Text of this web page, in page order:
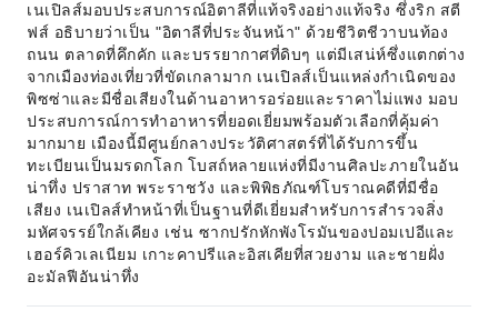
เนเปิลส์มอบประสบการณ์อิตาลีที่แท้จริงอย่างแท้จริง ซึ่งริก สตี
ฟส์ อธิบายว่าเป็น "อิตาลีที่ประจันหน้า" ด้วยชีวิตชีวาบนท้อง
ถนน ตลาดที่คึกคัก และบรรยากาศที่ดิบๆ แต่มีเสน่ห์ซึ่งแตกต่าง
จากเมืองท่องเที่ยวที่ขัดเกลามาก เนเปิลส์เป็นแหล่งกำเนิดของ
พิซซ่าและมีชื่อเสียงในด้านอาหารอร่อยและราคาไม่แพง มอบ
ประสบการณ์การทำอาหารที่ยอดเยี่ยมพร้อมตัวเลือกที่คุ้มค่า
มากมาย เมืองนี้มีศูนย์กลางประวัติศาสตร์ที่ได้รับการขึ้น
ทะเบียนเป็นมรดกโลก โบสถ์หลายแห่งที่มีงานศิลปะภายในอัน
น่าทึ่ง ปราสาท พระราชวัง และพิพิธภัณฑ์โบราณคดีที่มีชื่อ
เสียง เนเปิลส์ทำหน้าที่เป็นฐานที่ดีเยี่ยมสำหรับการสำรวจสิ่ง
มหัศจรรย์ใกล้เคียง เช่น ซากปรักหักพังโรมันของปอมเปอีและ
เฮอร์คิวเลเนียม เกาะคาปรีและอิสเคียที่สวยงาม และชายฝั่ง
อะมัลฟีอันน่าทึ่ง